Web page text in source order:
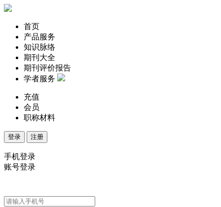
首页
产品服务
知识脉络
期刊大全
期刊评价报告
学者服务
充值
会员
职称材料
登录 注册
手机登录
账号登录